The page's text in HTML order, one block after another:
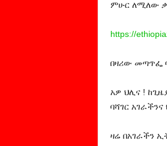
ምሁር ለሚለው
https://
በዛሪው መጣጥፌ
አዎ ህሊና !
ባሻገር
ዛሬ በአገራችን